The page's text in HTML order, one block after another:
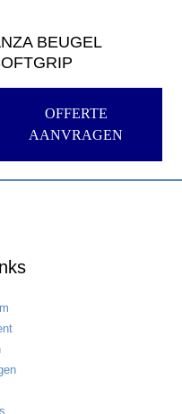
BEUGEL
OFFERTE
AANVRAGEN